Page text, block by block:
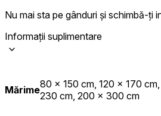
Nu mai sta pe gânduri și schimbă-ți
Informații suplimentare
Mărime80 x 150 cm, 120 x 170
230 cm, 200 x 300 cm